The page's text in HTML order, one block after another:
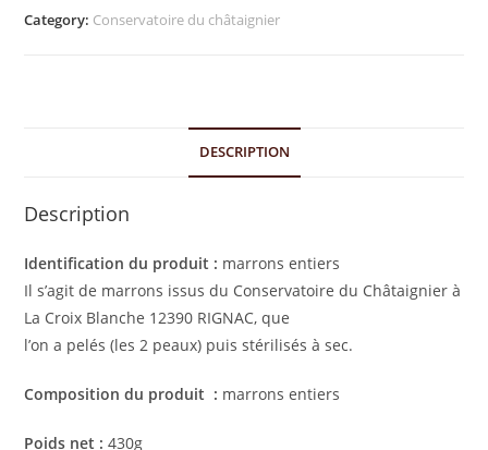
Category: Conservatoire du châtaignier
DESCRIPTION
Description
Identification du produit : marrons entiers
Il s’agit de marrons issus du Conservatoire du Châtaignier à
La Croix Blanche 12390 RIGNAC, que
l’on a pelés (les 2 peaux) puis stérilisés à sec.
Composition du produit : marrons entiers
Poids net : 430g